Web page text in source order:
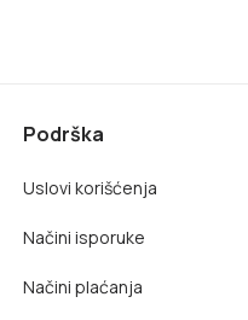
Podrška
Uslovi korišćenja
Načini isporuke
Načini plaćanja